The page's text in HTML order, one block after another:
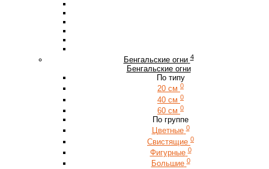
Бенгальские огни 4
Бенгальские огни
По типу
20 см 0
40 см 0
60 см 0
По группе
Цветные 0
Свистящие 0
Фигурные 0
Большие 0